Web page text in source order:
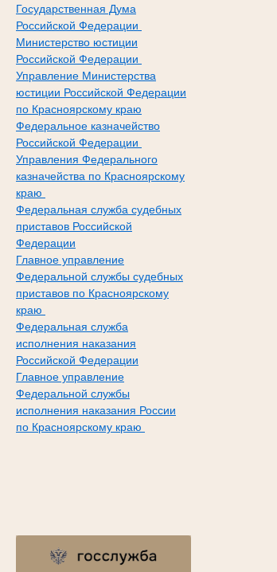
Государственная Дума
Российской Федерации
Министерство юстиции
Российской Федерации
Управление Министерства
юстиции Российской Федерации
по Красноярскому краю
Федеральное казначейство
Российской Федерации
Управления Федерального
казначейства по Красноярскому
краю
Федеральная служба судебных
приставов Российской
Федерации
Главное управление
Федеральной службы судебных
приставов по Красноярскому
краю
Федеральная служба
исполнения наказания
Российской Федерации
Главное управление
Федеральной службы
исполнения наказания России
по Красноярскому краю